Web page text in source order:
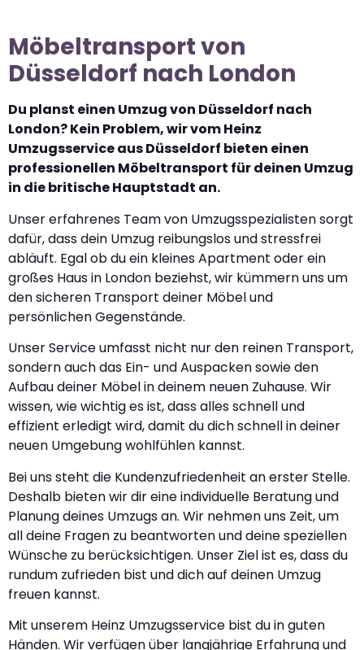
Möbeltransport von
Düsseldorf nach London
Du planst einen Umzug von Düsseldorf nach
London? Kein Problem, wir vom Heinz
Umzugsservice aus Düsseldorf bieten einen
professionellen Möbeltransport für deinen Umzug
in die britische Hauptstadt an.
Unser erfahrenes Team von Umzugsspezialisten sorgt
dafür, dass dein Umzug reibungslos und stressfrei
abläuft. Egal ob du ein kleines Apartment oder ein
großes Haus in London beziehst, wir kümmern uns um
den sicheren Transport deiner Möbel und
persönlichen Gegenstände.
Unser Service umfasst nicht nur den reinen Transport,
sondern auch das Ein- und Auspacken sowie den
Aufbau deiner Möbel in deinem neuen Zuhause. Wir
wissen, wie wichtig es ist, dass alles schnell und
effizient erledigt wird, damit du dich schnell in deiner
neuen Umgebung wohlfühlen kannst.
Bei uns steht die Kundenzufriedenheit an erster Stelle.
Deshalb bieten wir dir eine individuelle Beratung und
Planung deines Umzugs an. Wir nehmen uns Zeit, um
all deine Fragen zu beantworten und deine speziellen
Wünsche zu berücksichtigen. Unser Ziel ist es, dass du
rundum zufrieden bist und dich auf deinen Umzug
freuen kannst.
Mit unserem Heinz Umzugsservice bist du in guten
Händen. Wir verfügen über langjährige Erfahrung und